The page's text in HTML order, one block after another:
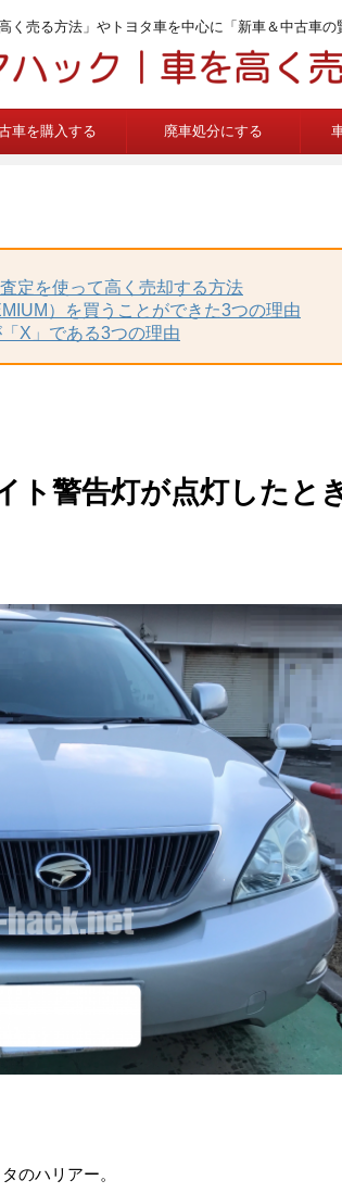
く売る方法」やトヨタ車を中心に「新車＆中古車
車を購入する 廃車処分にする
定を使って高く売却する方法
）を買うことができた3つの理由
X」である3つの理由
ト警告灯が点灯したと
のハリアー。